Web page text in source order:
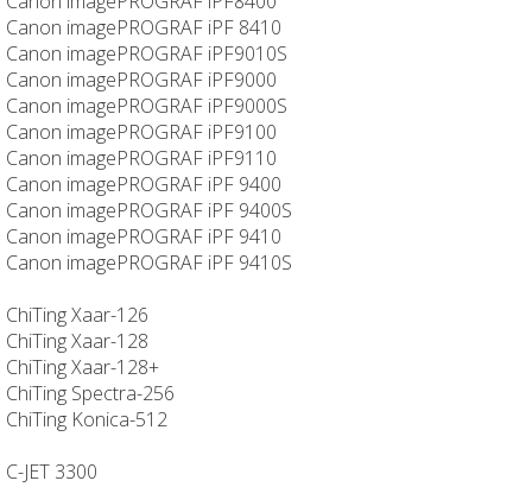
Canon imagePROGRAF iPF 8410
Canon imagePROGRAF iPF9010S
Canon imagePROGRAF iPF9000
Canon imagePROGRAF iPF9000S
Canon imagePROGRAF iPF9100
Canon imagePROGRAF iPF9110
Canon imagePROGRAF iPF 9400
Canon imagePROGRAF iPF 9400S
Canon imagePROGRAF iPF 9410
Canon imagePROGRAF iPF 9410S
ChiTing Xaar-126
ChiTing Xaar-128
ChiTing Xaar-128+
ChiTing Spectra-256
ChiTing Konica-512
C-JET 3300